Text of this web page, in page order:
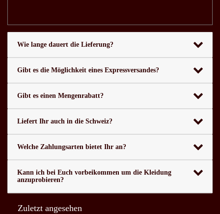
Wie lange dauert die Lieferung?
Gibt es die Möglichkeit eines Expressversandes?
Gibt es einen Mengenrabatt?
Liefert Ihr auch in die Schweiz?
Welche Zahlungsarten bietet Ihr an?
Kann ich bei Euch vorbeikommen um die Kleidung
anzuprobieren?
Zuletzt angesehen